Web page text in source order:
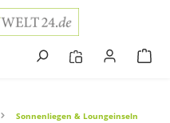
Sonnenliegen & Loungeinseln